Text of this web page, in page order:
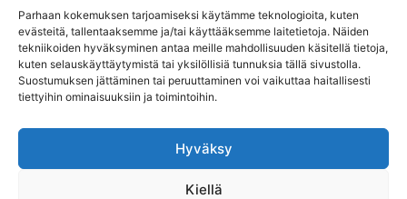
Parhaan kokemuksen tarjoamiseksi käytämme teknologioita, kuten
evästeitä, tallentaaksemme ja/tai käyttääksemme laitetietoja. Näiden
tekniikoiden hyväksyminen antaa meille mahdollisuuden käsitellä tietoja,
kuten selauskäyttäytymistä tai yksilöllisiä tunnuksia tällä sivustolla.
Suostumuksen jättäminen tai peruuttaminen voi vaikuttaa haitallisesti
tiettyihin ominaisuuksiin ja toimintoihin.
Hyväksy
Kiellä
Serviceform / Huoltolomake
Service points/ Huoltopisteet